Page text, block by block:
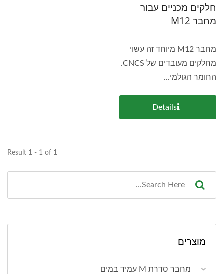
חלקים מכניים עבור
מחבר M12
מחבר M12 מיוחד זה עשוי
מחלקים מעובדים של CNCS.
החומר הגולמי...
Details
Result 1 - 1 of 1
מוצרים
מחבר סדרת M עמיד במים